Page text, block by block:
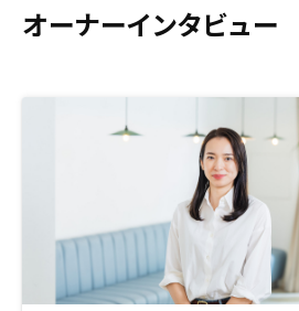
オーナーインタビュー